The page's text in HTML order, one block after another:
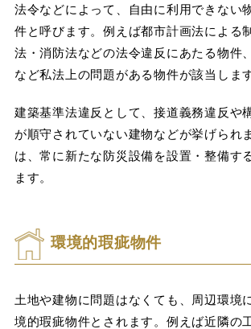
法令などによって、自由に利用できない
件と呼びます。例えば都市計画法による
法・消防法などの法令違反にあたる物件
など私法上の問題がある物件が該当します
建築基準法違反として、接道義務違反や
が順守されていない建物などが挙げられ
は、常に新たな防災設備を設置・整備す
ます。
環境的瑕疵物件
土地や建物に問題はなくても、周辺環境
境的瑕疵物件とされます。例えば近隣の